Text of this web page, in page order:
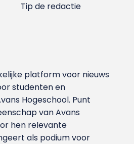
Tip de redactie
platform voor nieuws
studenten en
Hoge­school. Punt
van Avans
hen relevante
als podium voor